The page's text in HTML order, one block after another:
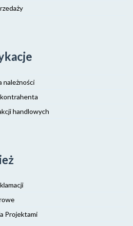
należności
handlowych
Projektami